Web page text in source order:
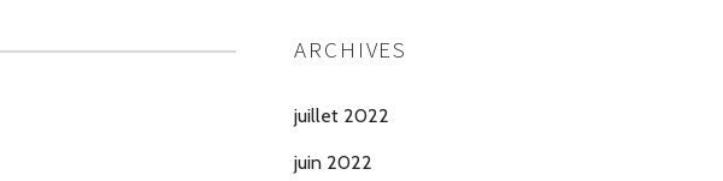
ARCHIVES
juillet 2022
juin 2022